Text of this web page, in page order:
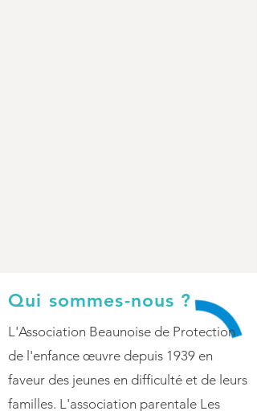
Qui sommes-nous ?
L'Association Beaunoise de Protection
de l'enfance œuvre depuis 1939 en
faveur des jeunes en difficulté et de leurs
familles. L'association parentale Les